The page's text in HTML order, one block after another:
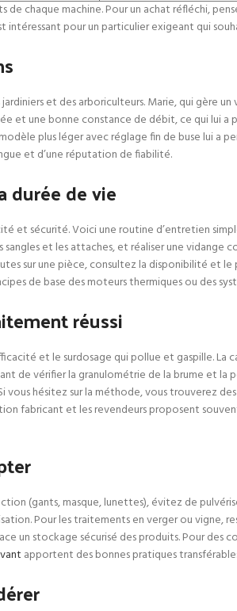
chaque machine. Pour un achat réfléchi,
intéressant pour un particulier exigeant qui
et des arboriculteurs. Marie, qui gère
et une bonne constance de débit, ce qui lui
plus léger avec réglage fin de buse lui a
et d’une réputation de fiabilité.
durée de vie
et sécurité. Voici une routine d’entretien
sangles et les attaches, et réaliser une
sur une pièce, consultez la disponibilité et
de base des moteurs thermiques ou des
réussi
et le surdosage qui pollue et gaspille.
de vérifier la granulométrie de la brume et
hésitez sur la méthode, vous trouverez
fabricant et les revendeurs proposent
(gants, masque, lunettes), évitez de
Pour les traitements en verger ou vigne,
stockage sécurisé des produits. Pour des
apportent des bonnes pratiques